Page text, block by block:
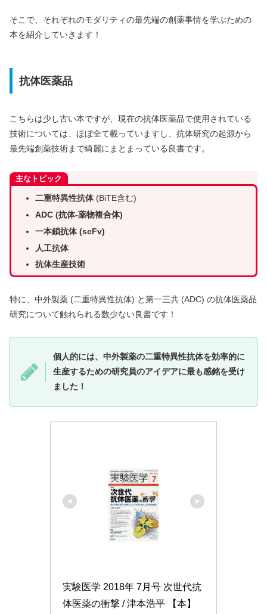
そこで、それぞれのモダリティの最先端の創薬事情を学ぶための
本を紹介していきます！
抗体医薬品
こちらは少し古い本ですが、現在の抗体医薬品で使用されている
技術については、ほぼ全て載っていますし、抗体研究の起源から
最先端創薬技術まで綺麗にまとまっている良書です。
主なトピック
二重特異性抗体(BiTE含む)
ADC (抗体-薬物複合体)
一本鎖抗体 (scFv)
人工抗体
抗体生産技術
特に、中外製薬 (二重特異性抗体) と第一三共 (ADC) の抗体医薬品
研究について触れられる数少ない良書です！
個人的には、中外製薬の二重特異性抗体を効率的に
生産するための研究員のアイデアに最も感銘を受け
ました！
実験医学 2018年 7月号 次世代抗
体医薬の衝撃 / 津本浩平 【本】